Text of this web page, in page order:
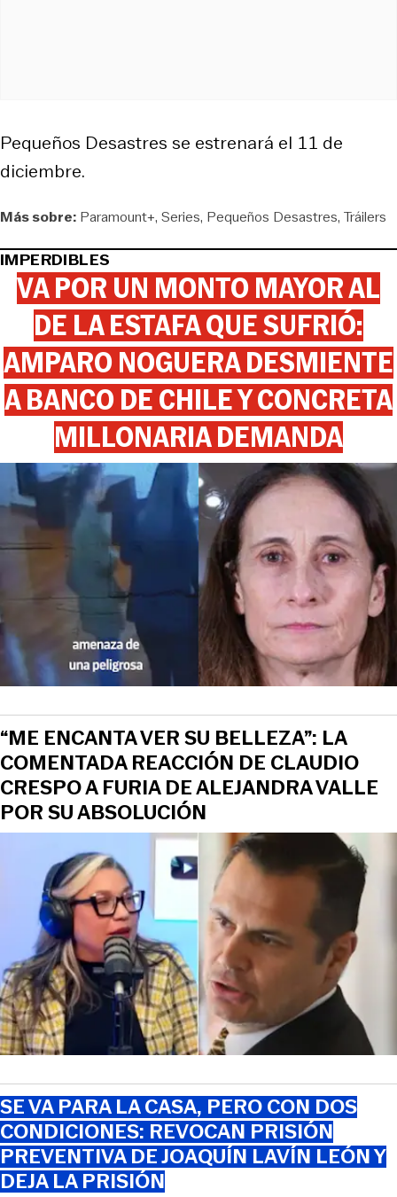
Pequeños Desastres se estrenará el 11 de
diciembre.
Más sobre: Paramount+ Series Pequeños Desastres Tráilers
IMPERDIBLES
VA POR UN MONTO MAYOR AL
DE LA ESTAFA QUE SUFRIÓ:
AMPARO NOGUERA DESMIENTE
A BANCO DE CHILE Y CONCRETA
MILLONARIA DEMANDA
“ME ENCANTA VER SU BELLEZA”: LA
COMENTADA REACCIÓN DE CLAUDIO
CRESPO A FURIA DE ALEJANDRA VALLE
POR SU ABSOLUCIÓN
SE VA PARA LA CASA, PERO CON DOS
CONDICIONES: REVOCAN PRISIÓN
PREVENTIVA DE JOAQUÍN LAVÍN LEÓN Y
DEJA LA PRISIÓN